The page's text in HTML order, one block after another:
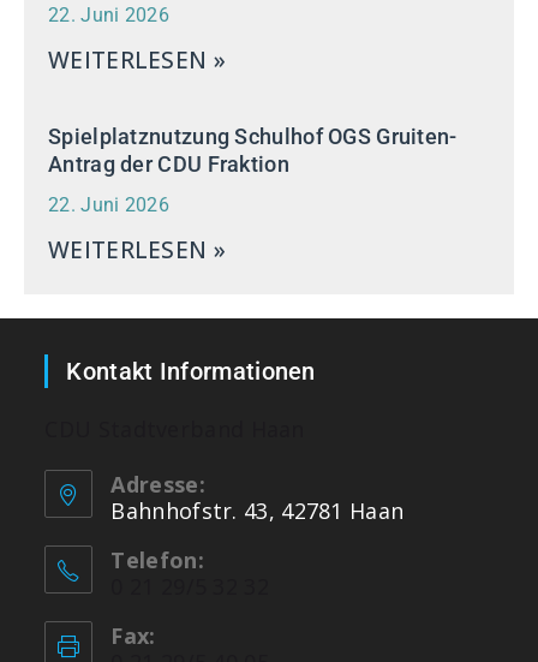
22. Juni 2026
WEITERLESEN »
Spielplatznutzung Schulhof OGS Gruiten-
Antrag der CDU Fraktion
22. Juni 2026
WEITERLESEN »
Kontakt Informationen
Adresse:
Bahnhofstr. 43, 42781 Haan
Telefon:
Fax: